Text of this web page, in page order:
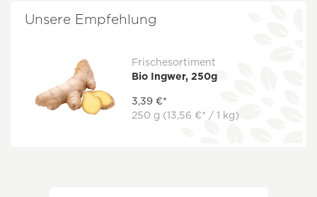
Unsere Empfehlung
Frischesortiment
Bio Ingwer, 250g
3,39 €*
250 g (13,56 €* / 1 kg)